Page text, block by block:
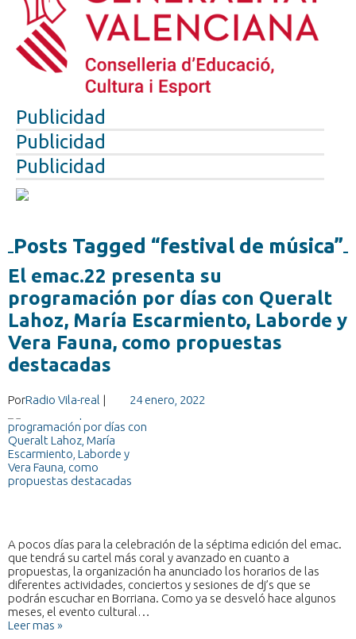
Publicidad
Publicidad
Publicidad
Posts Tagged “festival de música”
El emac.22 presenta su
programación por días con Queralt
Lahoz, María Escarmiento, Laborde y
Vera Fauna, como propuestas
destacadas
PorRadio Vila-real | 24 enero, 2022
A pocos días para la celebración de la séptima edición del emac.
que tendrá su cartel más coral y avanzado en cuanto a
propuestas, la organización ha anunciado los horarios de las
diferentes actividades, conciertos y sesiones de dj’s que se
podrán escuchar en Borriana. Como ya se desveló hace algunos
meses, el evento cultural…
Leer mas »